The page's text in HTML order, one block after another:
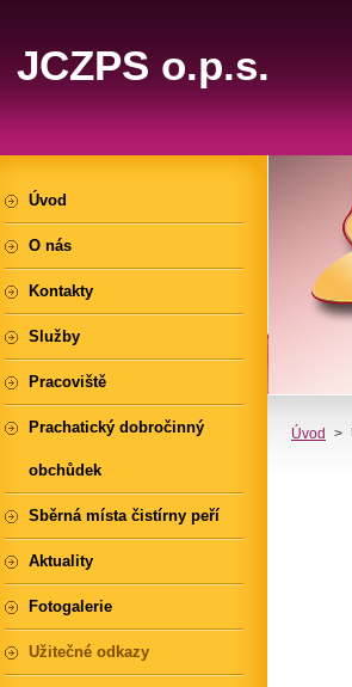
JCZPS o.p.s.
Úvod >
Úvod
O nás
Kontakty
Služby
Pracoviště
Prachatický dobročinný
obchůdek
Sběrná místa čistírny peří
Aktuality
Fotogalerie
Užitečné odkazy